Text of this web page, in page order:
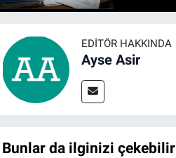
EDITÖR HAKKINDA
Ayse Asir
Bunlar da ilginizi çekebilir